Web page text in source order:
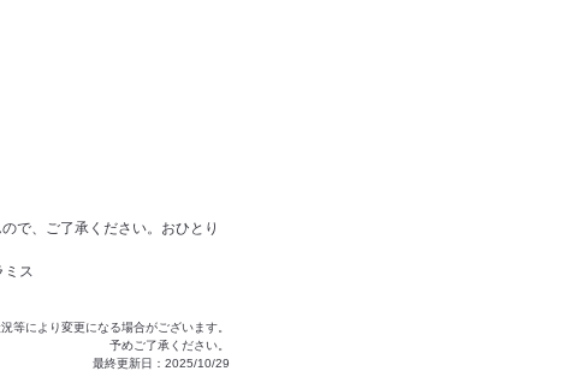
で、ご了承ください。おひとり
ミス
等により変更になる場合がございます。
予めご了承ください。
最終更新日：2025/10/29